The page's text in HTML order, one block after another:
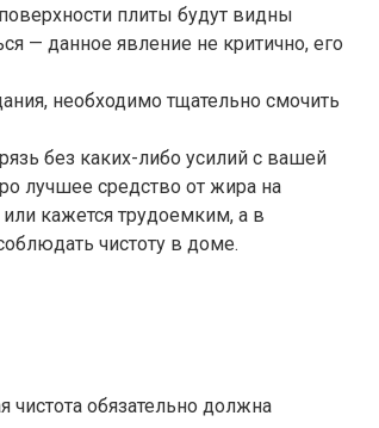
плиты будут видны
— данное явление не критично, его
необходимо тщательно смочить
без каких-либо усилий с вашей
лучшее средство от жира на
или кажется трудоемким, а в
чистоту в доме.
чистота обязательно должна